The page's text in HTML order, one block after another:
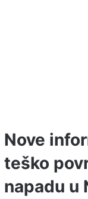
Nove
teško
napadu u